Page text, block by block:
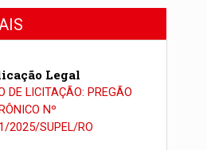
Legal
DE LICITAÇÃO: PREGÃO
Nº
2025/SUPEL/RO